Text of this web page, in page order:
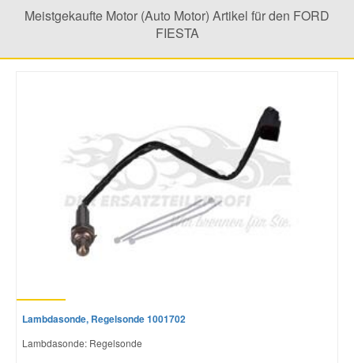
Meistgekaufte Motor (Auto Motor) Artikel für den FORD
FIESTA
Lambdasonde, Regelsonde 1001702
Lambdasonde: Regelsonde